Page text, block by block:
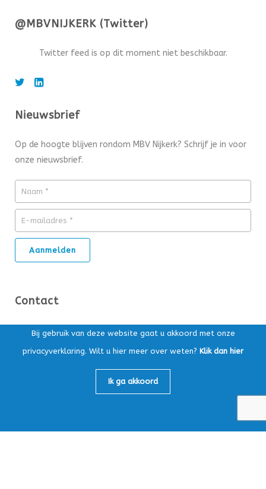
Bij gebruik van deze website gaat u akkoord met onze
privacyverklaring. Wilt u hier meer over weten? Klik dan hier
Ik ga akkoord
@MBVNIJKERK (Twitter)
Twitter feed is op dit moment niet beschikbaar.
Nieuwsbrief
Op de hoogte blijven rondom MBV Nijkerk? Schrijf je in voor
onze nieuwsbrief.
Contact
Ds. Kuypersstraat 14T, 3863 CA Nijkerk
Postbus 169, 3860 AD Nijkerk
033-4565147
033-4759605
KvK: 32153891